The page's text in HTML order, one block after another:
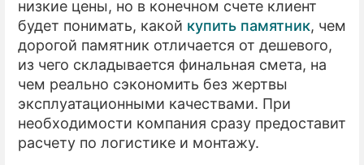
низкие цены, но в конечном счете клиент
будет понимать, какой купить памятник, чем
дорогой памятник отличается от дешевого,
из чего складывается финальная смета, на
чем реально сэкономить без жертвы
эксплуатационными качествами. При
необходимости компания сразу предоставит
расчету по логистике и монтажу.